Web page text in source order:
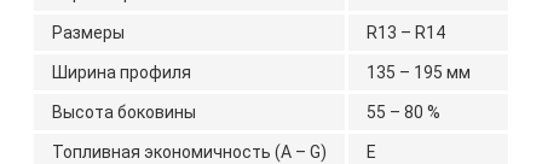
Размеры R13 – R14
Ширина профиля 135 – 195 мм
Высота боковины 55 – 80 %
Топливная экономичность (A – G) Е